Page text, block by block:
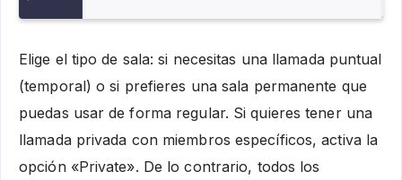
Elige el tipo de sala: si necesitas una llamada puntual
(temporal) o si prefieres una sala permanente que
puedas usar de forma regular. Si quieres tener una
llamada privada con miembros específicos, activa la
opción «Private». De lo contrario, todos los